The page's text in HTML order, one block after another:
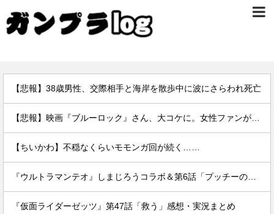
【悲報】38歳男性、交際相手と海岸を散歩中に波にさらわれ死亡
【ちいかわ】不穏なくらいモモンガ回が続く……
『仮面ライダーゼッツ』第47話「救う」感想・実況まとめ